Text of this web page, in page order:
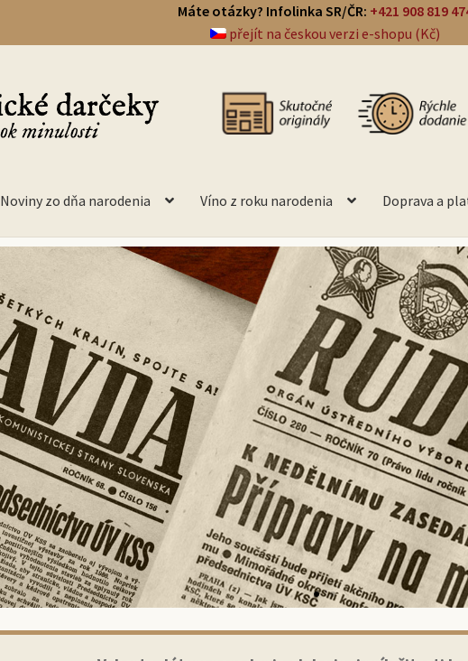
Máte otázky? Infolinka SR/ČR: +421 908 819
přejít na českou verzi e-shopu (Kč)
Noviny zo dňa narodenia Víno z roku narodenia Doprava a